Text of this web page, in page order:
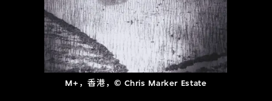
M+，香港，© Chris Marker Estate
探索世界顶级的二十及二十一世纪视觉
文化藏品。